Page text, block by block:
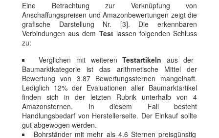
Eine Betrachtung zur Verknüpfung von
Anschaffungspreisen und Amazonbewertungen zeigt die
grafische Darstellung Nr. [3]. Die erkennbaren
Verbindungen aus dem Testlassen folgenden Schluss
zu:
Verglichen mit weiterenTestartikeln aus der
Baumarktkategorie ist das arithmetische Mittel der
Bewertung von 3.87 Bewertungssternen mangelhaft.
Lediglich 12% der Evaluationen aller Baumarktartikel
finden sich in der letzten Rubrik unterhalb von 4
Amazonsternen. In diesem Fall besteht
Handlungsbedarf von Herstellerseite. Der Einkauf sollte
gut abgewogen werden.
Bohrständer mit mehr als 4.6 Sternen preisgünstig